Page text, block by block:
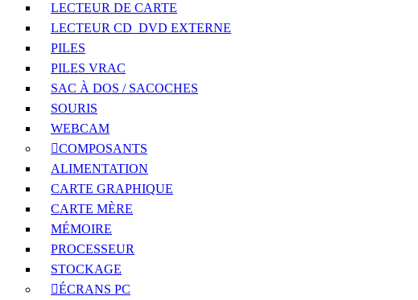
LECTEUR DE CARTE
LECTEUR CD_DVD EXTERNE
PILES
PILES VRAC
SAC À DOS / SACOCHES
SOURIS
WEBCAM
COMPOSANTS
ALIMENTATION
CARTE GRAPHIQUE
CARTE MÈRE
MÉMOIRE
PROCESSEUR
STOCKAGE
ÉCRANS PC